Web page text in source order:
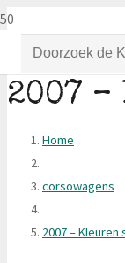
2007 –
Home
corsowagens
2007 – Kleuren